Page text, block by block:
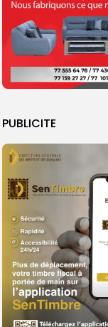
PUBLICITE